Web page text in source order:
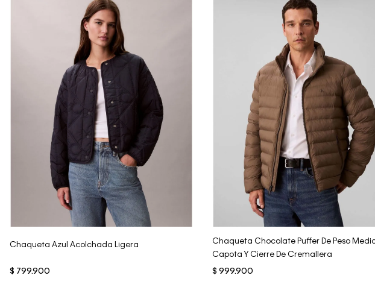
Vista Rápida
Chaqueta Azul Acolchada Ligera
$ 799.900
Vista Rápida
Chaqueta Chocolate Puffer De Peso
Capota Y Cierre De Cremallera
$ 999.900